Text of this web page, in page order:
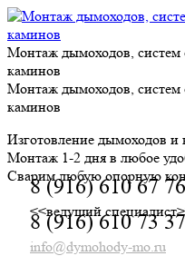
Skip
to
content
Монтаж дымоходов, систем
каминов
Монтаж дымоходов, систем
каминов
Изготовление дымоходов и
Монтаж 1-2 дня в любое
Сварим любую опорную
8 (916) 610 67 76
<<ведущий
8 (916) 610 73 37
info@dymohody-mo.ru